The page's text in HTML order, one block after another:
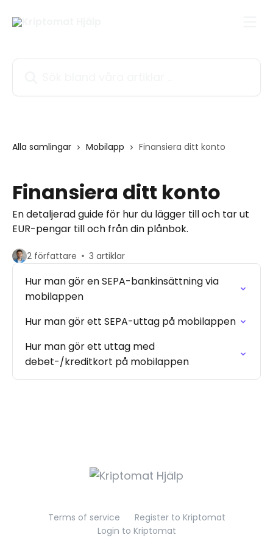
Alla samlingar Mobilapp Finansiera ditt konto
Finansiera ditt konto
En detaljerad guide för hur du lägger till och tar ut
EUR-pengar till och från din plånbok.
2 författare 3 artiklar
Hur man gör en SEPA-bankinsättning via
mobilappen
Hur man gör ett SEPA-uttag på mobilappen
Hur man gör ett uttag med
debet-/kreditkort på mobilappen
Terms of service
Register to Kriptomat
Login to Kriptomat